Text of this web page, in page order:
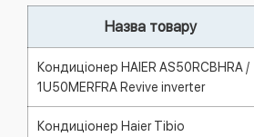
Назва товару
Кондиціонер HAIER AS50RCBHRA /
1U50MERFRA Revive inverter
Кондиціонер Haier Tibio